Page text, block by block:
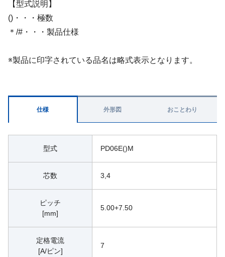
【型式説明】
()・・・極数
＊/#・・・製品仕様
※製品に印字されている品名は略式表示となります。
仕様
型式 PD06E()M
芯数 3,4
ピッチ
[mm]
5.00+7.50
定格電流
[A/ピン]
7
外形図 おことわり